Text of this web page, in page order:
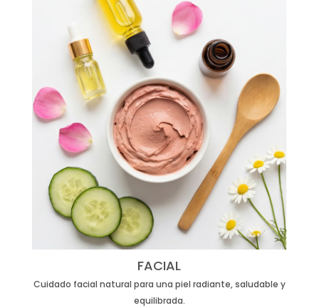
FACIAL
Cuidado facial natural para una piel radiante, saludable y
equilibrada.